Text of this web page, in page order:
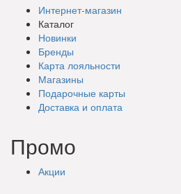
Интернет-магазин
Каталог
Новинки
Бренды
Карта лояльности
Магазины
Подарочные карты
Доставка и оплата
Промо
Акции